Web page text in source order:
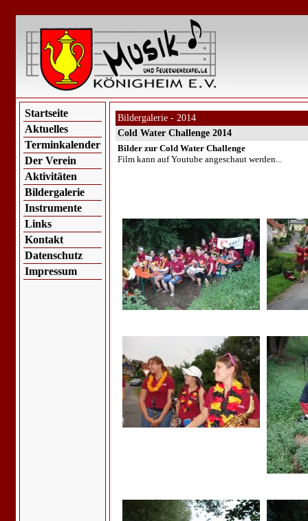
Startseite
Aktuelles
Terminkalender
Der Verein
Aktivitäten
Bildergalerie
Instrumente
Links
Kontakt
Datenschutz
Impressum
Bildergalerie - 2014
Cold Water Challenge 2014
Bilder zur Cold Water Challenge
Film kann auf Youtube angeschaut werden...